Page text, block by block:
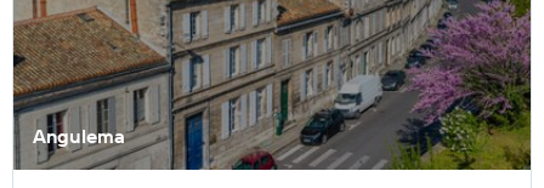
Angulema